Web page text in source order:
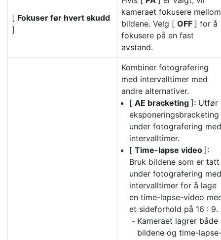
[ Fokuser før hvert skudd
]
kameraet fokusere mellom
bildene. Velg [ OFF ] for å
fokusere på en fast
avstand.
Kombiner fotografering
med intervalltimer med
andre alternativer.
[ AE bracketing ]: Utfør
eksponeringsbracketing
under fotografering med
intervalltimer.
[ Time-lapse video ]:
Bruk bildene som er tatt
under fotografering med
intervalltimer for å lage
en time-lapse-video
et sideforhold på 16 : 9.
Kameraet lagrer både
bildene og time-